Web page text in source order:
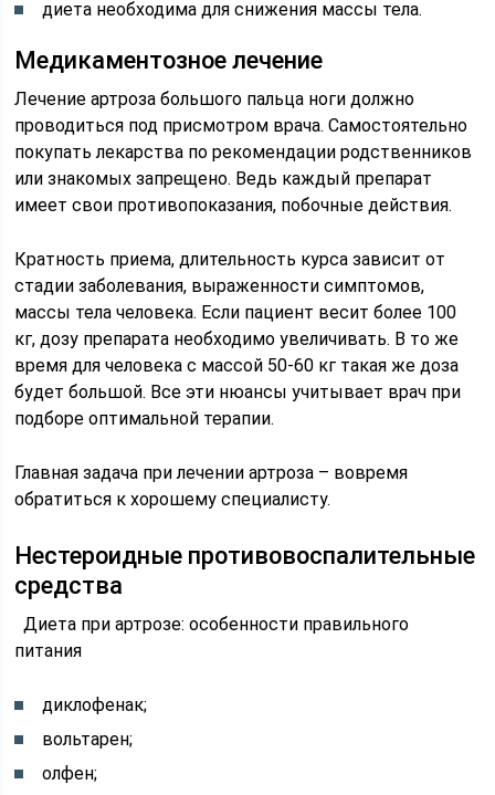
диета необходима для снижения массы тела.
Медикаментозное лечение
Лечение артроза большого пальца ноги должно
проводиться под присмотром врача. Самостоятельно
покупать лекарства по рекомендации родственников
или знакомых запрещено. Ведь каждый препарат
имеет свои противопоказания, побочные действия.
Кратность приема, длительность курса зависит от
стадии заболевания, выраженности симптомов,
массы тела человека. Если пациент весит более 100
кг, дозу препарата необходимо увеличивать. В то же
время для человека с массой 50-60 кг такая же доза
будет большой. Все эти нюансы учитывает врач при
подборе оптимальной терапии.
Главная задача при лечении артроза – вовремя
обратиться к хорошему специалисту.
Нестероидные противовоспалительные
средства
Диета при артрозе: особенности правильного
питания
диклофенак;
вольтарен;
олфен;